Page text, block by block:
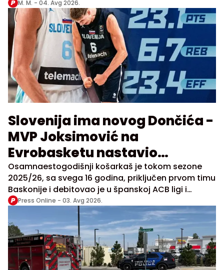
M. M. - 04. Avg 2026.
Slovenija ima novog Dončića -
MVP Joksimović na
Evrobasketu nastavio
vrtoglavi uspon
Osamnaestogodišnji košarkaš je tokom sezone
2025/26, sa svega 16 godina, priključen prvom timu
Baskonije i debitovao je u španskoj ACB ligi i
Evroligi.
Press Online - 03. Avg 2026.